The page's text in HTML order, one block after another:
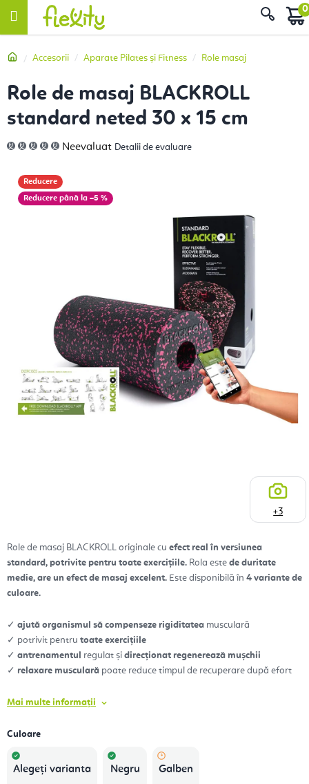
AcasăAccesorii Aparate Pilates și Fitness Role masaj
Role de masaj BLACKROLL originale cu efect real în versiunea
standard, potrivite pentru toate exercițiile. Rola este de duritate
medie, are un efect de masaj excelent. Este disponibilă în 4 variante de
culoare.
✓ ajută organismul să compenseze rigiditatea musculară
✓ potrivit pentru toate exercițiile
✓ antrenamentul regulat și direcționat regenerează mușchii
✓ relaxare musculară poate reduce timpul de recuperare după efort
Mai multe informații
Culoare
Alegeţi varianta Negru Galben
Role de masaj BLACKROLL
standard neted 30 x 15 cm
Evaluarea
medie
este
0,0
din
5
stele.
Neevaluat Detalii de evaluare
Reducere
până la –5 %
+3